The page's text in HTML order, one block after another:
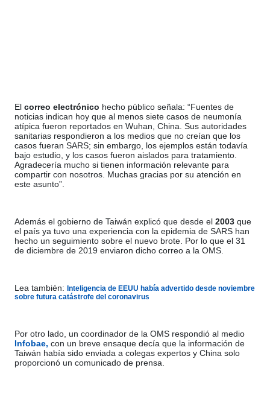
Elcorreo electrónico hecho público señala: “Fuentes de
noticias indican hoy que al menos siete casos de neumonía
atípica fueron reportados en Wuhan, China. Sus autoridades
sanitarias respondieron a los medios que no creían que los
casos fueran SARS; sin embargo, los ejemplos están todavía
bajo estudio, y los casos fueron aislados para tratamiento.
Agradecería mucho si tienen información relevante para
compartir con nosotros. Muchas gracias por su atención en
este asunto”.
Además el gobierno de Taiwán explicó que desde el2003que
el país ya tuvo una experiencia con la epidemia de SARS han
hecho un seguimiento sobre el nuevo brote. Por lo que el 31
de diciembre de 2019 enviaron dicho correo a la OMS.
Lea también:Inteligencia de EEUU había advertido desde noviembre
sobre futura catástrofe del coronavirus
Por otro lado, un coordinador de la OMS respondió al medio
Infobae, con un breve ensaque decía que la información de
Taiwán había sido enviada a colegas expertos y China solo
proporcionó un comunicado de prensa.